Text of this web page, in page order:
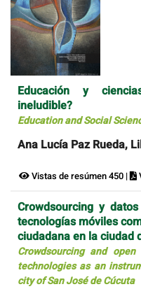
Educación y
ineludible?
Education and Social
Ana Lucía Paz Rueda,
Vistas de resúmen 450 |
Crowdsourcing y
tecnologías móviles
ciudadana en la ciudad
Crowdsourcing and
technologies as an
city of San José de Cúcuta